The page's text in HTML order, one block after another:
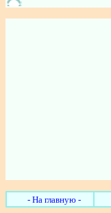
- На главную -